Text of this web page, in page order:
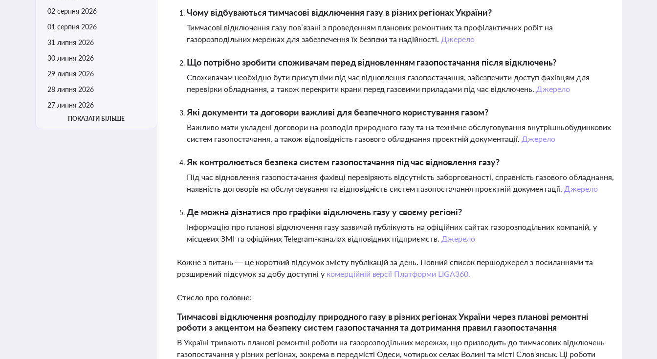
02 серпня 2026
01 серпня 2026
31 липня 2026
30 липня 2026
29 липня 2026
28 липня 2026
27 липня 2026
ПОКАЗАТИ БІЛЬШЕ
Чому відбуваються тимчасові відключення газу в різних регіонах України?
Тимчасові відключення газу пов’язані з проведенням планових ремонтних та профілактичних робіт на
газорозподільних мережах для забезпечення їх безпеки та надійності. Джерело
Що потрібно зробити споживачам перед відновленням газопостачання після відключень?
Споживачам необхідно бути присутніми під час відновлення газопостачання, забезпечити доступ фахівцям для
перевірки обладнання, а також перекрити крани перед газовими приладами під час відключень. Джерело
Які документи та договори важливі для безпечного користування газом?
Важливо мати укладені договори на розподіл природного газу та на технічне обслуговування внутрішньобудинкових
систем газопостачання, а також відповідність газового обладнання проєктній документації. Джерело
Як контролюється безпека систем газопостачання під час відновлення газу?
Під час відновлення газопостачання фахівці перевіряють відсутність заборгованості, справність газового обладнання,
наявність договорів на обслуговування та відповідність систем газопостачання проєктній документації. Джерело
Де можна дізнатися про графіки відключень газу у своєму регіоні?
Інформацію про планові відключення газу зазвичай публікують на офіційних сайтах газорозподільних компаній, у
місцевих ЗМІ та офіційних Telegram-каналах відповідних підприємств. Джерело
Кожне з питань — це короткий підсумок змісту публікацій за день. Повний список першоджерел з посиланнями та
розширений підсумок за добу доступні у комерційній версії Платформи LIGA360.
Стисло про головне:
Тимчасові відключення розподілу природного газу в різних регіонах України через планові ремонтні
роботи з акцентом на безпеку систем газопостачання та дотримання правил газопостачання
В Україні тривають планові ремонтні роботи на газорозподільних мережах, що призводить до тимчасових відключень
газопостачання у різних регіонах, зокрема в передмісті Одеси, чотирьох селах Волині та місті Слов'янськ. Ці роботи